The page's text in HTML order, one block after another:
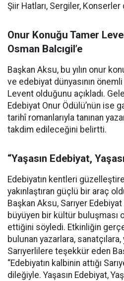
Şiir Hatları, Sergiler,
Onur Konuğu Tamer
Osman Balcıgil’e
Başkan Aksu, bu yılın onur
ve edebiyat dünyasının
Levent olduğunu açıkladı.
Edebiyat Onur Ödülü’nün ise
tarihî romanlarıyla tanınan
takdim edileceğini belirtti.
“Yaşasın Edebiyat,
Edebiyatın kentleri
yakınlaştıran güçlü bir araç
Başkan Aksu, Sarıyer Edebiyat
büyüyen bir kültür buluşması
ettiğini söyledi. Etkinliğin
bulunan yazarlara, sanatçılara,
Sarıyerlilere teşekkür eden
“Edebiyatın kalbinin attığı
dileğiyle. Yaşasın Edebiyat,